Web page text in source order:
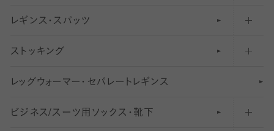
柄ソックス・靴下
スニーカー（くるぶし）用ソックス
アンクル・ショートソックス（くるぶし上）
クルーソックス（ふくらはぎ下）
フットカバー・カバーソックス（浅め）
30デニール以下のタイツ（薄手タイツ）
31〜40デニールタイツ
41〜60デニールタイツ
61〜80デニールタイツ
レギンス・スパッツ
柄レギンス
無地レギンス
レギンスパンツ（レギパン）
ストッキング
伝線しにくいストッキング
ショートストッキング
レッ グ ウォー マー ・ セパレー ト レ ギンス
ビジネス/スーツ用 ソックス・靴下